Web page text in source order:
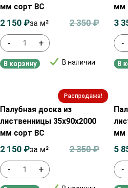
мм сорт ВС
- +
В наличии
2 350₽
2 150 ₽за м²
В корзину
мм
-
3
В
Распродажа!
Палубная доска из
лиственницы 35х90х2000
мм сорт ВС
- +
2 350₽
2 150 ₽за м²
мм
-
5